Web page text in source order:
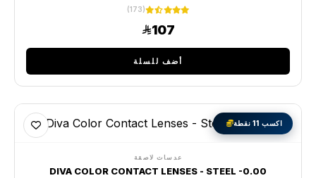
(173)
107
أضف للسلة
اكسب 11 نقطة
عدسات لاصقة
DIVA COLOR CONTACT LENSES - STEEL -0.00